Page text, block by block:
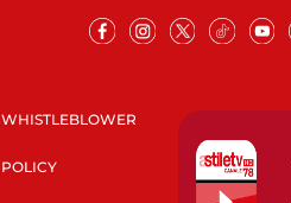
WHISTLEBLOWER
POLICY